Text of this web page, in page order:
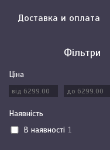
Доставка и оплата
Фільтри
Ціна
Наявність
В наявності 1